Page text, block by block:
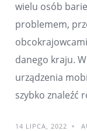
wielu osób
problemem,
danego kraju.
urządzenia
szybko znaleźć
14 LIPCA, 2022